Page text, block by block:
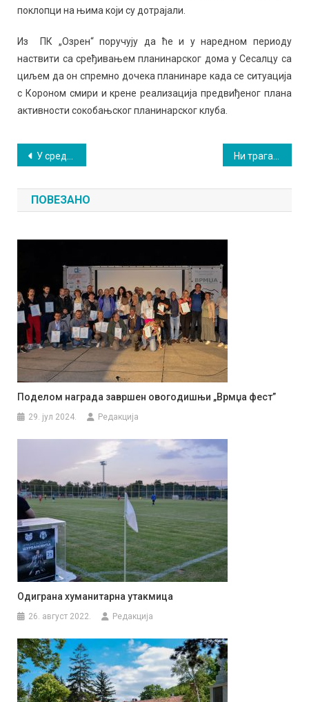
поклопци на њима који су дотрајали.
Из ПК „Озрен“ поручују да ће и у наредном периоду
наствити са сређивањем планинарског дома у Сесалцу са
циљем да он спремно дочека планинаре када се ситуација
с Короном смири и крене реализација предвиђеног плана
активности сокобањског планинарског клуба.
Кретање
чланка
У среду акција добровољног давања крви Ни трага од обилних падавина
ПОВЕЗАНО
Поделом награда завршен овогодишњи „Врмџа фест”
29. јул 2024. Редакција
Одиграна хуманитарна утакмица
26. август 2022. Редакција